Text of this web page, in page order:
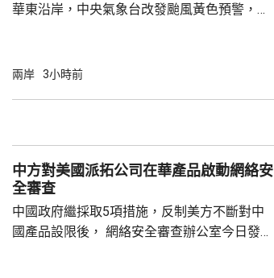
華東沿岸，中央氣象台改發颱風黃色預警，預
一早上在浙江到福建北部沿岸地區登陸，風力
統結合，可能為北方帶來時間長、範圍大的風
雨影響。國家海洋預報台發布海浪橙...
兩岸 3小時前
中方對美國派拓公司在華產品啟動網絡安
全審查
中國政府繼採取5項措施，反制美方不斷對中
國產品設限後， 網絡安全審查辦公室今日發公